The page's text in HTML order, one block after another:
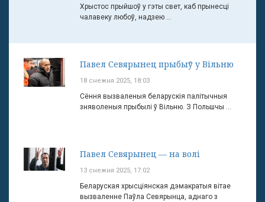
Хрыстос прыйшоў у гэты свет, каб прынесці
чалавеку любоў, надзею ...
Павел Севярынец прыбыў у Вільню
18 снежня 2025, 18:03
Сёння вызваленыя беларускія палітычныя
зняволеныя прыбылі ў Вільню. З Польшчы ...
Павел Севярынец — на волі
13 снежня 2025, 17:02
Беларуская хрысціянская дэмакратыя вітае
вызваленне Паўла Севярынца, аднаго з